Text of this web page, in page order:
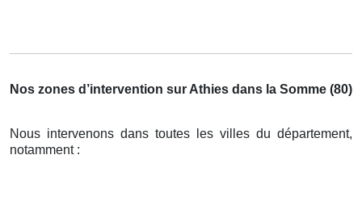
Nos zones d’intervention sur Athies dans la Somme (80)
Nous intervenons dans toutes les villes du département,
notamment :